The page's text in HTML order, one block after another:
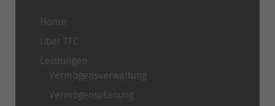
Home
Über TFC
Leistungen
Vermögensverwaltung
Vermögensplanung